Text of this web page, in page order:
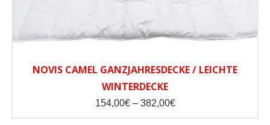
NOVIS CAMEL GANZJAHRESDECKE / LEICHTE
WINTERDECKE
154,00€ – 382,00€Price